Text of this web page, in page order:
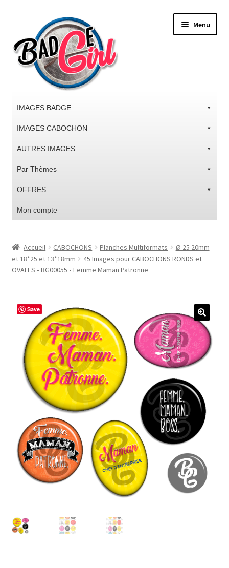
la
navigation
contenu
Menu
IMAGES BADGE
IMAGES CABOCHON
AUTRES IMAGES
Par Thèmes
OFFRES
Mon compte
#1298 (pas de titre)
#5610 (pas de titre)
#5740 (pas de titre)
Acheter ma Machine à Badge
Boutique
CODES PROMOS
Conditions Générales de Vente
Wishlist
Accueil CABOCHONS Planches Multiformats
Ø 25 20mm
et 18*25 et 13*18mm
45 Images pour CABOCHONS RONDS et
OVALES • BG00055 • Femme Maman Patronne
Save